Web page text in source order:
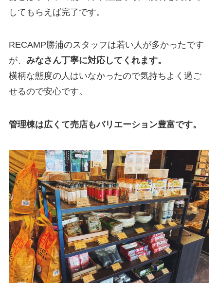
してもらえば完了です。
RECAMP勝浦のスタッフは若い人が多かったです
が、 みなさん丁寧に対応してくれます。
横柄な態度の人はいなかったので気持ちよく過ご
せるので安心です。
管理棟は広くて売店もバリエーション豊富です。